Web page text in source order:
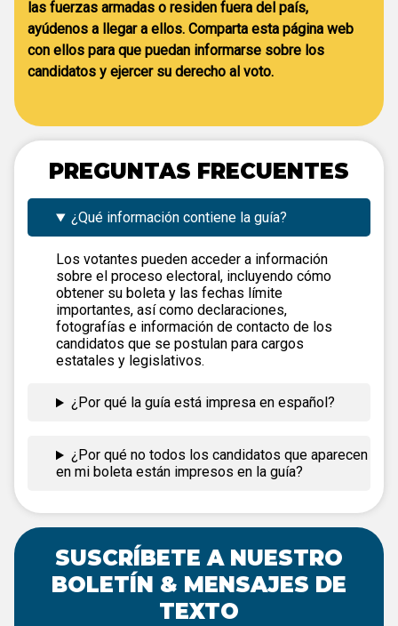
las fuerzas armadas o residen fuera del país,
ayúdenos a llegar a ellos. Comparta esta página web
con ellos para que puedan informarse sobre los
candidatos y ejercer su derecho al voto.
PREGUNTAS FRECUENTES
¿Qué información contiene la guía?
Los votantes pueden acceder a información
sobre el proceso electoral, incluyendo cómo
obtener su boleta y las fechas límite
importantes, así como declaraciones,
fotografías e información de contacto de los
candidatos que se postulan para cargos
estatales y legislativos.
¿Por qué la guía está impresa en español?
¿Por qué no todos los candidatos que aparecen
en mi boleta están impresos en la guía?
SUSCRÍBETE A NUESTRO
BOLETÍN & MENSAJES DE
TEXTO